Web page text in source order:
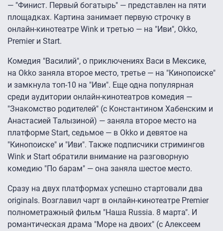
— "Финист. Первый богатырь" — представлен на пяти
площадках. Картина занимает первую строчку в
онлайн-кинотеатре Wink и третью — на "Иви", Okko,
Premier и Start.
Комедия "Василий", о приключениях Васи в Мексике,
на Okko заняла второе место, третье — на "Кинопоиске"
и замкнула топ-10 на "Иви". Еще одна популярная
среди аудитории онлайн-кинотеатров комедия —
"Знакомство родителей" (с Константином Хабенским и
Анастасией Талызиной) — заняла второе место на
платформе Start, седьмое — в Okko и девятое на
"Кинопоиске" и "Иви". Также подписчики стримингов
Wink и Start обратили внимание на разговорную
комедию "По барам" — она заняла шестое место.
Сразу на двух платформах успешно стартовали два
originals. Возглавил чарт в онлайн-кинотеатре Premier
полнометражный фильм "Наша Russia. 8 марта". И
романтическая драма "Море на двоих" (с Алексеем